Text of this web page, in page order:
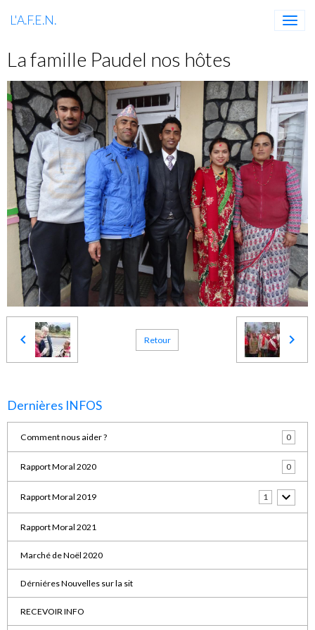
L'A.F.E.N.
La famille Paudel nos hôtes
Retour
Dernières INFOS
Comment nous aider ? 0
Rapport Moral 2020 0
Rapport Moral 2019 1
Rapport Moral 2021
Marché de Noël 2020
Dérniéres Nouvelles sur la sit
RECEVOIR INFO